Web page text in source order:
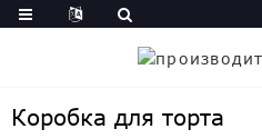
Коробка для торта